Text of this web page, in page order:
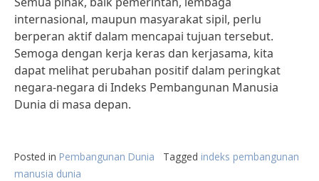
internasional, maupun masyarakat sipil, perlu
berperan aktif dalam mencapai tujuan tersebut.
Semoga dengan kerja keras dan kerjasama, kita
dapat melihat perubahan positif dalam peringkat
negara-negara di Indeks Pembangunan Manusia
Dunia di masa depan.
Posted in Pembangunan Dunia Tagged indeks pembangunan
manusia dunia